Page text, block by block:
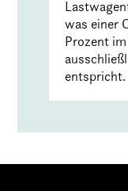
was einer
Prozent
entspricht.